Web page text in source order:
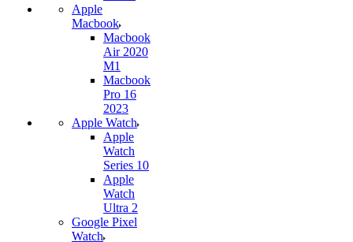
Apple
Macbook
Macbook
Air 2020
M1
Macbook
Pro 16
2023
Apple Watch
Apple
Watch
Series 10
Apple
Watch
Ultra 2
Google Pixel
Watch